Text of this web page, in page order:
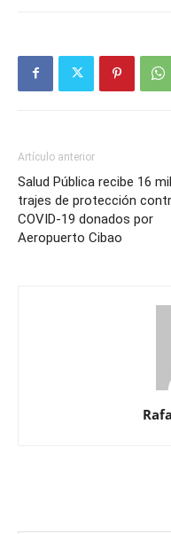
Artículo anterior
Salud Pública recibe 16 mil
trajes de protección
COVID-19 donados por
Aeropuerto Cibao